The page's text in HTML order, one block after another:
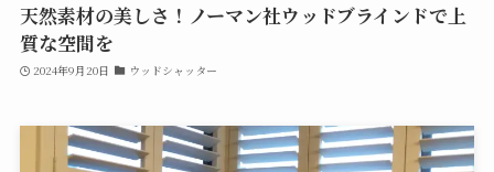
天然素材の美しさ！ノーマン社ウッドブラインドで上
質な空間を
2024年9月20日 ウッドシャッター